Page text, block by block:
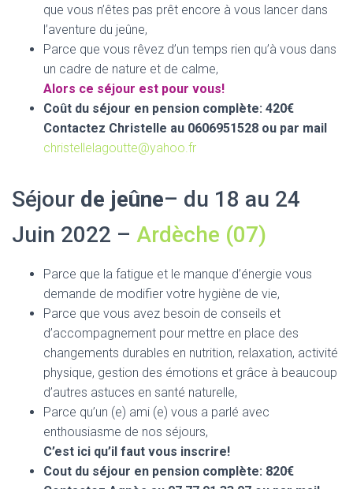
que vous n’êtes pas prêt encore à vous lancer dans
l’aventure du jeûne,
Parce que vous rêvez d’un temps rien qu’à vous dans
un cadre de nature et de calme,
Alors ce séjour est pour vous!
Coût du séjour en pension complète: 420€
Contactez Christelle au 0606951528 ou par mail
christellelagoutte@yahoo.fr
Séjour de jeûne– du 18 au 24
Juin 2022 – Ardèche (07)
Parce que la fatigue et le manque d’énergie vous
demande de modifier votre hygiène de vie,
Parce que vous avez besoin de conseils et
d’accompagnement pour mettre en place des
changements durables en nutrition, relaxation, activité
physique, gestion des émotions et grâce à beaucoup
d’autres astuces en santé naturelle,
Parce qu’un (e) ami (e) vous a parlé avec
enthousiasme de nos séjours,
C’est ici qu’il faut vous inscrire!
Cout du séjour en pension complète: 820€